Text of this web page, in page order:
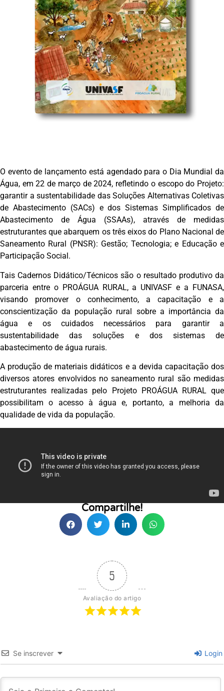
O evento de lançamento está agendado para o Dia Mundial da
Água, em 22 de março de 2024, refletindo o escopo do Projeto:
garantir a sustentabilidade das Soluções Alternativas Coletivas
de Abastecimento (SACs) e dos Sistemas Simplificados de
Abastecimento de Água (SSAAs), através de medidas
estruturantes que abarquem os três eixos do Plano Nacional de
Saneamento Rural (PNSR): Gestão; Tecnologia; e Educação e
Participação Social.
Tais Cadernos Didático/Técnicos são o resultado produtivo da
parceria entre o PROÁGUA RURAL, a UNIVASF e a FUNASA,
visando promover o conhecimento, a capacitação e a
conscientização da população rural sobre a importância da
água e os cuidados necessários para garantir a
sustentabilidade das soluções e dos sistemas de
abastecimento de água rurais.
A produção de materiais didáticos e a devida capacitação dos
diversos atores envolvidos no saneamento rural são medidas
estruturantes realizadas pelo Projeto PROÁGUA RURAL que
possibilitam o acesso à água e, portanto, a melhoria da
qualidade de vida da população.
Compartilhe!
5
Avaliação do artigo
Se inscrever Login